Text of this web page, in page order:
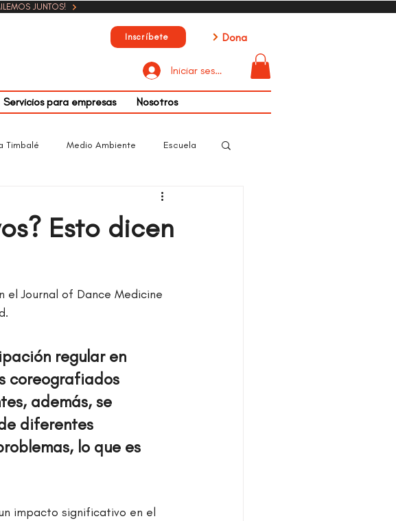
JUNTOS!
Inscríbete Dona
Iniciar sesión
Servicios para empresas Nosotros
Timbalé Medio Ambiente Escuela
Esto dicen
Journal of Dance Medicine
regular en
coreografiados
además, se
diferentes
lo que es
impacto significativo en el